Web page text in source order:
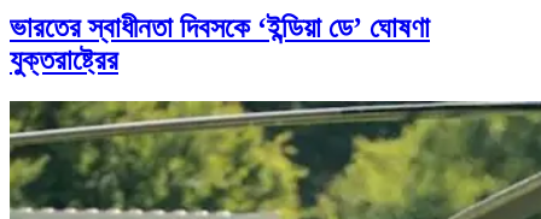
ভারতের স্বাধীনতা দিবসকে ‘ইন্ডিয়া ডে’ ঘোষণা
যুক্তরাষ্ট্রের